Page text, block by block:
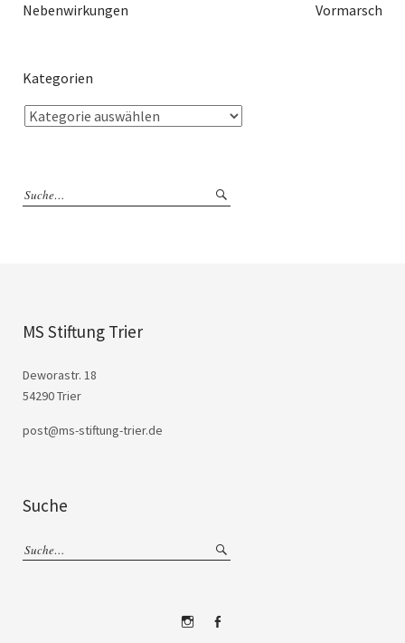
Nebenwirkungen
Vormarsch
Kategorien
MS Stiftung Trier
Deworastr. 18
54290 Trier
post@ms-stiftung-trier.de
Suche